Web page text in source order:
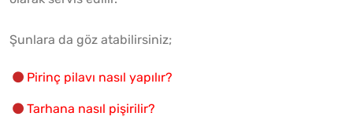
Şunlara da göz atabilirsiniz;
Pirinç pilavı nasıl yapılır?
Tarhana nasıl pişirilir?